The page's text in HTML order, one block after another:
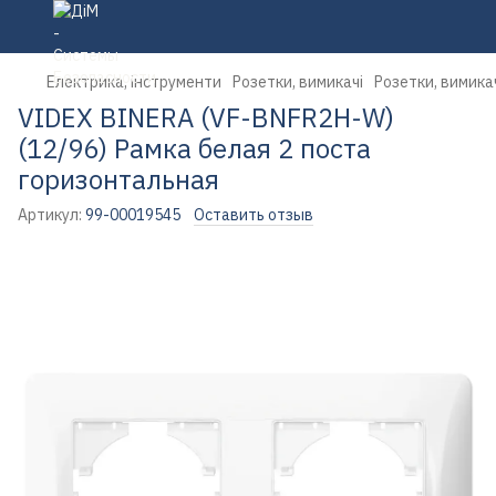
Електрика, інструменти Розетки, вимикачі Розетки,
VIDEX BINERA (VF-BNFR2H-W)
(12/96) Рамка белая 2 поста
горизонтальная
Артикул: 99-00019545 Оставить отзыв